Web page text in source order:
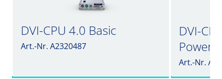
DVI-CPU 4.0 Basic
Art.-Nr. A2320487
DVI-
Art.-Nr.